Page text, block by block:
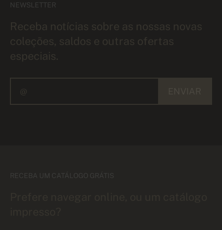
NEWSLETTER
Receba notícias sobre as nossas novas
coleções, saldos e outras ofertas
especiais.
RECEBA UM CATÁLOGO GRÁTIS